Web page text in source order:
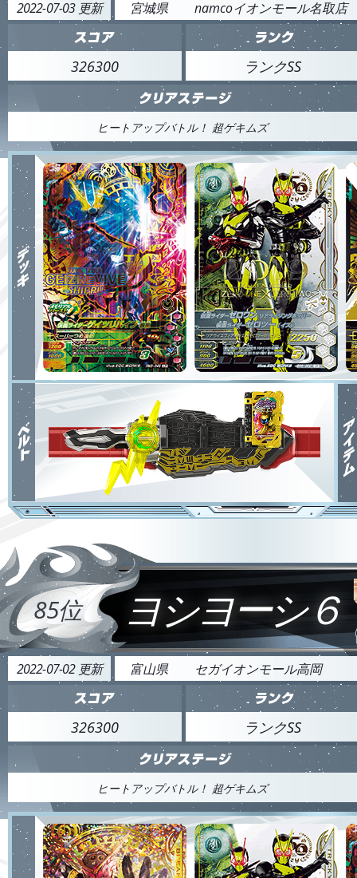
2022-07-03 更新 宮城県 namcoイオンモール名取店
326300 ランクSS
ヒートアップバトル！ 超ゲキムズ
85位 ヨシヨーシ６
2022-07-02 更新 富山県 セガイオンモール高岡
326300 ランクSS
ヒートアップバトル！ 超ゲキムズ